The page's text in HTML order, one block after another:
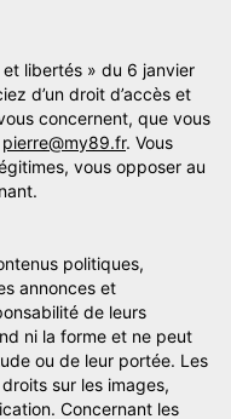
libertés » du 6 janvier
d’un droit d’accès et
concernent, que vous
pierre@my89.fr. Vous
vous opposer au
politiques,
annonces et
de leurs
ni la forme et ne peut
ou de leur portée. Les
sur les images,
Concernant les